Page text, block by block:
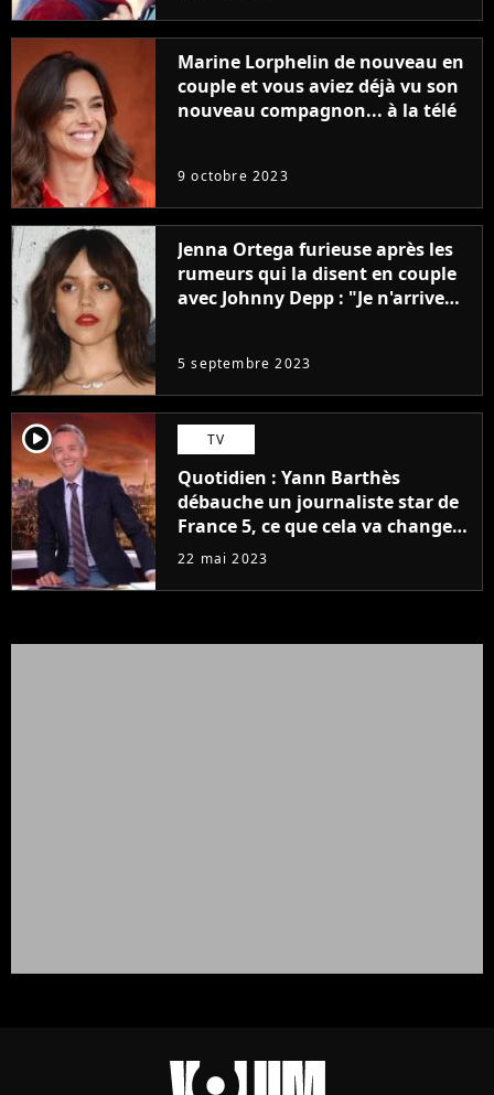
Marine Lorphelin de nouveau en
couple et vous aviez déjà vu son
nouveau compagnon... à la télé
9 octobre 2023
Jenna Ortega furieuse après les
rumeurs qui la disent en couple
avec Johnny Depp : "Je n'arrive
5 septembre 2023
player2 TV
Quotidien : Yann Barthès
débauche un journaliste star de
France 5, ce que cela va changer
à la rentrée
22 mai 2023